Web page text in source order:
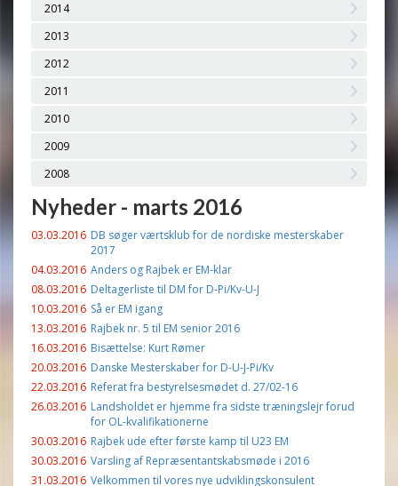
2014
2013
2012
2011
2010
2009
2008
Nyheder - marts 2016
03.03.2016 DB søger værtsklub for de nordiske mesterskaber
2017
04.03.2016 Anders og Rajbek er EM-klar
08.03.2016 Deltagerliste til DM for D-Pi/Kv-U-J
10.03.2016 Så er EM igang
13.03.2016 Rajbek nr. 5 til EM senior 2016
16.03.2016 Bisættelse: Kurt Rømer
20.03.2016 Danske Mesterskaber for D-U-J-Pi/Kv
22.03.2016 Referat fra bestyrelsesmødet d. 27/02-16
26.03.2016 Landsholdet er hjemme fra sidste træningslejr forud
for OL-kvalifikationerne
30.03.2016 Rajbek ude efter første kamp til U23 EM
30.03.2016 Varsling af Repræsentantskabsmøde i 2016
31.03.2016 Velkommen til vores nye udviklingskonsulent